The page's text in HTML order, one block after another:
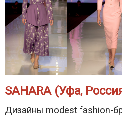
SAHARA (Уфа,
Дизайны modest fashion-